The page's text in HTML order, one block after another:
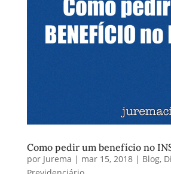
Como pedir um benefício no
por Jurema | mar 15, 2018| Blog,